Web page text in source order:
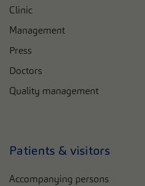
Clinic
Management
Press
Doctors
Quality management
Patients & visitors
Accompanying persons